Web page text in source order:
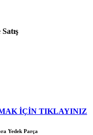
İÇİN TIKLAYINIZ
Yedek Parça